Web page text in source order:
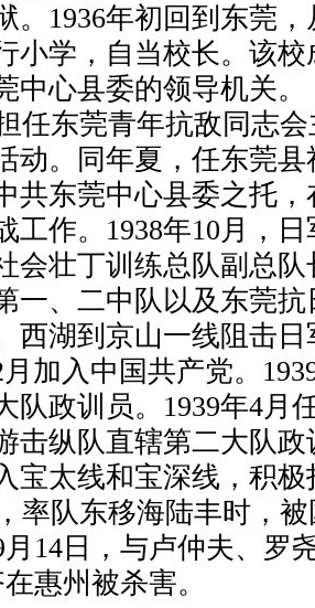
。1936年初回到东莞
小学，自当校长。该
中心县委的领导机关。
任东莞青年抗敌同志
动。同年夏，任东莞
共东莞中心县委之托
工作。1938年10月，
会壮丁训练总队副总
一、二中队以及东莞
西湖到京山一线阻击
加入中国共产党。
队政训员。1939年4月
击纵队直辖第二大队
宝太线和宝深线，积
率队东移海陆丰时，
14日，与卢仲夫、罗
惠州被杀害。